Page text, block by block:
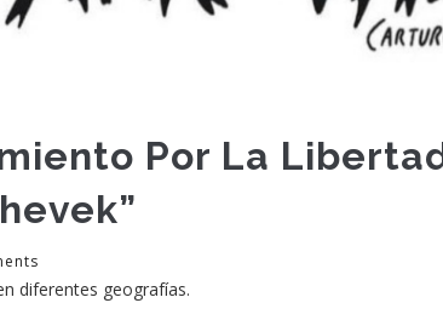
Por La
diferentes geografías.